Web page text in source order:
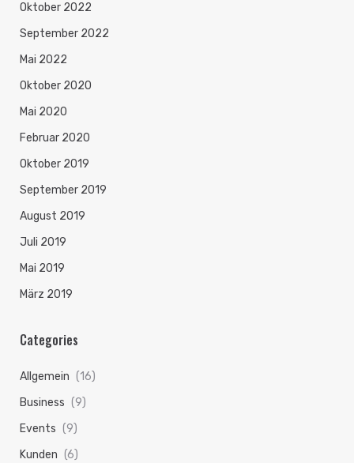
Oktober 2022
September 2022
Mai 2022
Oktober 2020
Mai 2020
Februar 2020
Oktober 2019
September 2019
August 2019
Juli 2019
Mai 2019
März 2019
Categories
Allgemein (16)
Business (9)
Events (9)
Kunden (6)